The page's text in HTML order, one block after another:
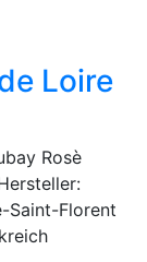
Loire
Rosè
Saint-Florent